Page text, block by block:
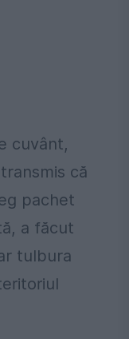
cuvânt,
că
pachet
a făcut
tulbura